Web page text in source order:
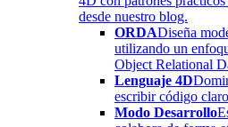
desde nuestro blog.
ORDADiseña
utilizando un
Object Relational
Lenguaje 4D
escribir código
Modo Desarrollo